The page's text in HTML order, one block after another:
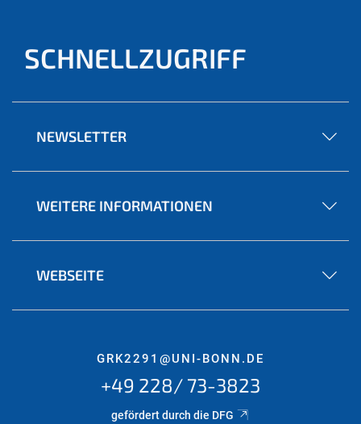
SCHNELLZUGRIFF
NEWSLETTER
WEITERE INFORMATIONEN
WEBSEITE
GRK2291@UNI-BONN.DE
+49 228/ 73-3823
gefördert durch die DFG